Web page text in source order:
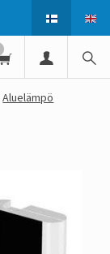
Aluelämpö